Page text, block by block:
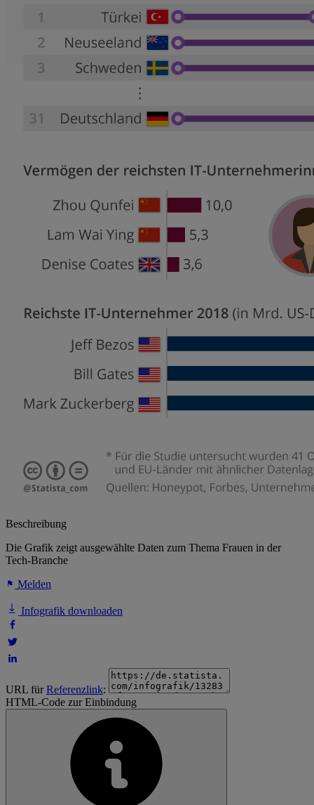
Beschreibung
Die Grafik zeigt ausgewählte Daten zum Thema Frauen in der
Tech-Branche
Melden
Infografik downloaden
URL fürReferenzlink:
HTML-Code zur Einbindung